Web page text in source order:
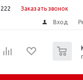
Заказать звонок
Вход